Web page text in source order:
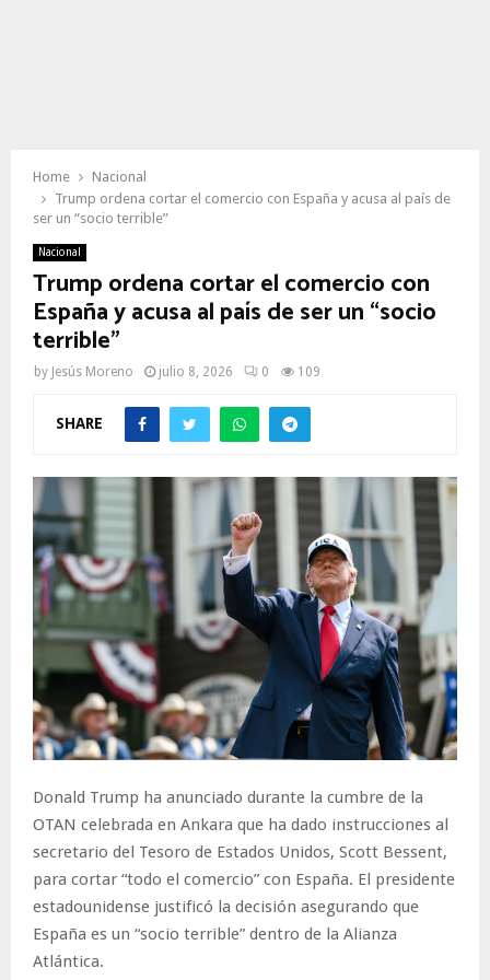
Home
Nacional
Trump ordena cortar el comercio con España y acusa al país de
ser un “socio terrible”
Nacional
Trump ordena cortar el comercio con
España y acusa al país de ser un “socio
terrible”
by Jesús Moreno julio 8, 2026 0 109
SHARE
Donald Trump ha anunciado durante la cumbre de la
OTAN celebrada en Ankara que ha dado instrucciones al
secretario del Tesoro de Estados Unidos, Scott Bessent,
para cortar “todo el comercio” con España. El presidente
estadounidense justificó la decisión asegurando que
España es un “socio terrible” dentro de la Alianza
Atlántica.